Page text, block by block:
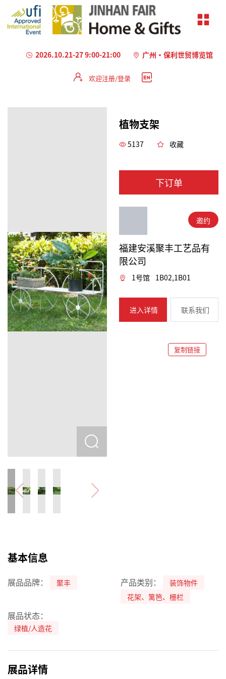
2026.10.21-27 9:00-21:00 广州·保利世贸博览馆
欢迎注册/登录
植物支架
5137 收藏
下订单
邀约
福建安溪聚丰工艺品有
限公司
1号馆 1B02,1B01
进入详情 联系我们
复制链接
基本信息
展品品牌： 聚丰 产品类别：
装饰物件
花架、篱笆、栅栏
展品状态：
绿植/人造花
展品详情